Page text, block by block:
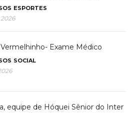
ESPORTES
Exame Médico
SOCIAL
equipe de Hóquei Sênior do Inter